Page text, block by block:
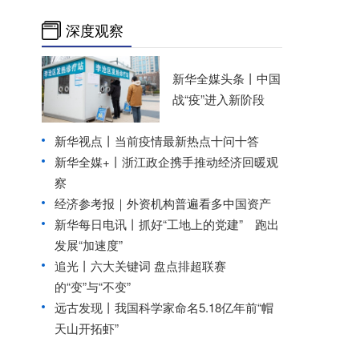
深度观察
新华全媒头条丨 中国
战“疫”进入新阶段
新华视点丨 当前疫情最新热点十问十答
新华全媒+丨 浙江政企携手推动经济回暖观
察
经济参考报｜ 外资机构普遍看多中国资产
新华每日电讯丨 抓好“工地上的党建” 跑出
发展“加速度”
追光丨 六大关键词 盘点排超联赛
的“变”与“不变”
远古发现丨我国科学家命名5.18亿年前“帽
天山开拓虾”